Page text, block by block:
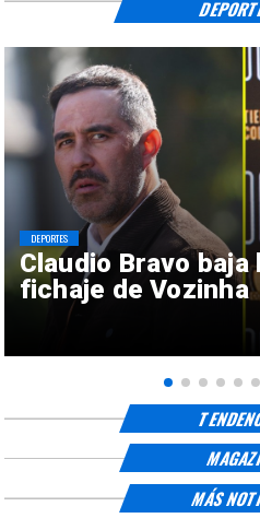
Claudio Bravo
fichaje de Vozinha
DEPORTES
MÁS